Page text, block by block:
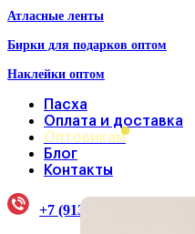
Атласные ленты
Бирки для подарков оптом
Наклейки оптом
Пасха
Оплата и доставка
Оптовикам
Блог
Контакты
+7 (913) 922-33-38